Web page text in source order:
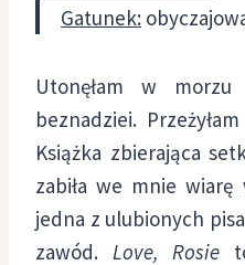
Gatunek:
Utonęłam w
beznadziei.
Książka zbierająca
zabiła we mnie
jedna z ulubionych
zawód. Love, Rosie